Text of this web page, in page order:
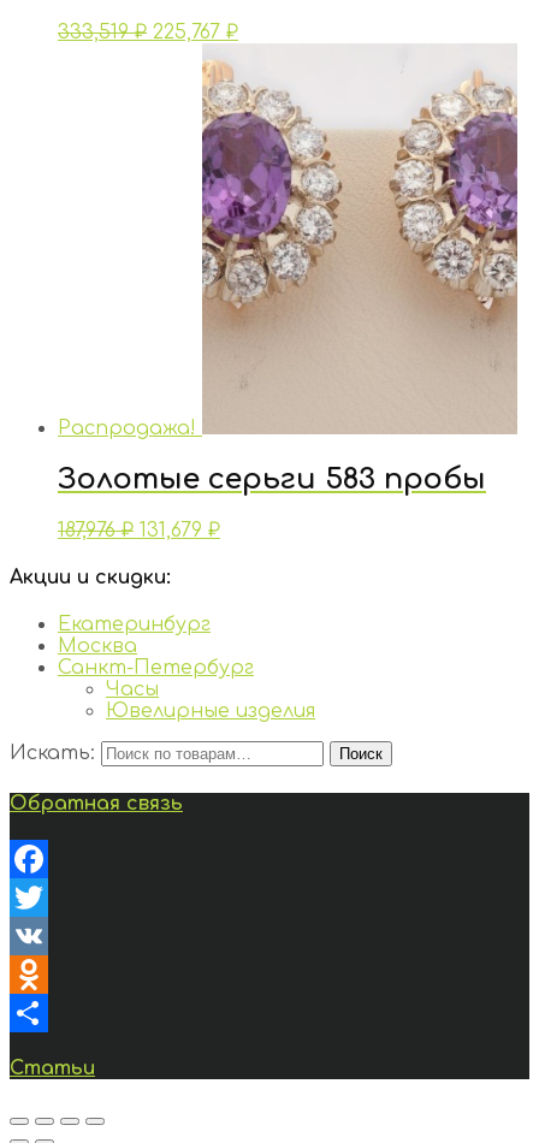
333,519₽ 225,767 ₽
Распродажа!
Золотые серьги 583 пробы
187,976₽ 131,679 ₽
Акции и скидки:
Екатеринбург
Москва
Санкт-Петербург
Часы
Ювелирные изделия
Искать:
Поиск
Обратная связь
Facebook
Twitter
VK
Odnoklassniki
Статьи